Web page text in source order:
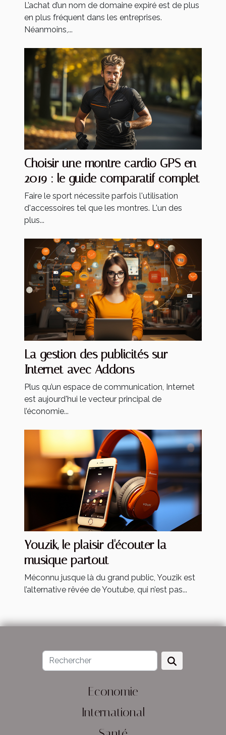
L’achat d’un nom de domaine expiré est de plus
en plus fréquent dans les entreprises.
Néanmoins,...
Choisir une montre cardio GPS en
2019 : le guide comparatif complet
Faire le sport nécessite parfois l'utilisation
d'accessoires tel que les montres. L'un des
plus...
La gestion des publicités sur
Internet avec Addons
Plus qu’un espace de communication, Internet
est aujourd'hui le vecteur principal de
l’économie...
Youzik, le plaisir d'écouter la
musique partout
Méconnu jusque là du grand public, Youzik est
l’alternative rêvée de Youtube, qui n’est pas...
Economie
International